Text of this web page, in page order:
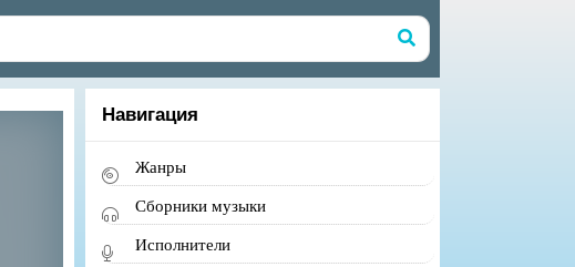
Навигация
Жанры
Сборники музыки
Исполнители